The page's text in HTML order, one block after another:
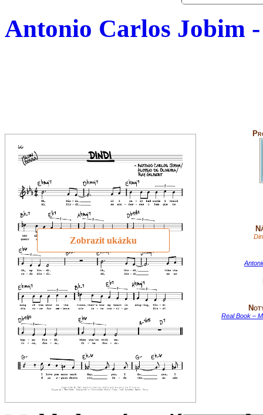
Antonio Carlos Jobim
Zobrazit ukázku
Real Book –